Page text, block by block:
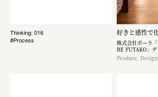
Thinking: 016
#Process
好きと感性で
株式会社ポーラ
RE FUTAKO」デ
Produce,